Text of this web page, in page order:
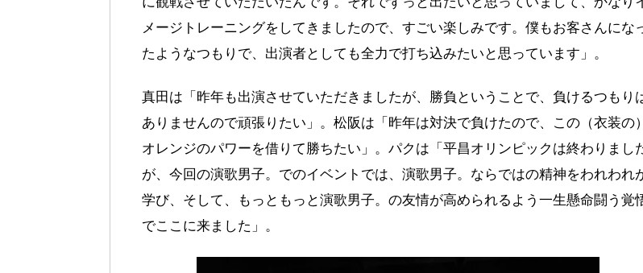
メージトレーニングをしてきましたので、すごい楽しみです。僕もお客さんにな
たようなつもりで、出演者としても全力で打ち込みたいと思っています」。
真田は「昨年も出演させていただきましたが、勝負ということで、負けるつもり
ありませんので頑張りたい」。松阪は「昨年は対決で負けたので、この（衣装の）
オレンジのパワーを借りて勝ちたい」。パクは「平昌オリンピックは終わりまし
が、今回の演歌男子。でのイベントでは、演歌男子。ならではの精神をわれわれ
学び、そして、もっともっと演歌男子。の友情が高められるよう一生懸命闘う覚
でここに来ました」。